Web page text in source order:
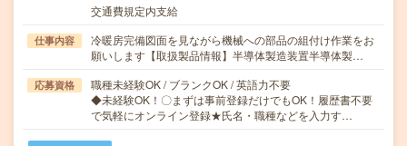
交通費規定内支給
仕事内容
冷暖房完備図面を見ながら機械への部品の組付け作業をお
願いします【取扱製品情報】半導体製造装置半導体製…
応募資格
職種未経験OK / ブランクOK / 英語力不要
◆未経験OK！〇まずは事前登録だけでもOK！履歴書不要
で気軽にオンライン登録★氏名・職種などを入力す…